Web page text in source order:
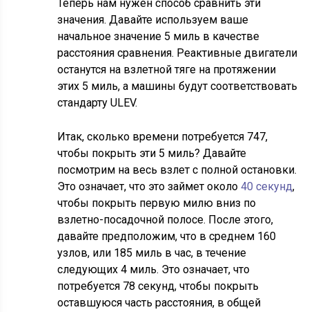
Теперь нам нужен способ сравнить эти
значения. Давайте используем ваше
начальное значение 5 миль в качестве
расстояния сравнения. Реактивные двигатели
останутся на взлетной тяге на протяжении
этих 5 миль, а машины будут соответствовать
стандарту ULEV.
Итак, сколько времени потребуется 747,
чтобы покрыть эти 5 миль? Давайте
посмотрим на весь взлет с полной остановки.
Это означает, что это займет около40 секунд,
чтобы покрыть первую милю вниз по
взлетно-посадочной полосе. После этого,
давайте предположим, что в среднем 160
узлов, или 185 миль в час, в течение
следующих 4 миль. Это означает, что
потребуется 78 секунд, чтобы покрыть
оставшуюся часть расстояния, в общей